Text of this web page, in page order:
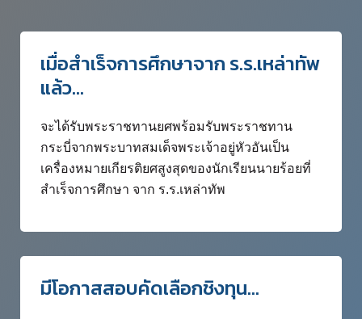
เมื่อสำเร็จการศึกษาจาก ร.ร.เหล่าทัพ
แล้ว...
จะได้รับพระราชทานยศพร้อมรับพระราชทาน
กระบี่จากพระบาทสมเด็จพระเจ้าอยู่หัวอันเป็น
เครื่องหมายเกียรติยศสูงสุดของนักเรียนนายร้อยที่
สำเร็จการศึกษา จาก ร.ร.เหล่าทัพ
มีโอกาสสอบคัดเลือกชิงทุน...